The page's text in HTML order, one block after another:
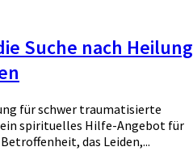
Suche nach Heilung
für schwer traumatisierte
spirituelles Hilfe-Angebot für
das Leiden,...